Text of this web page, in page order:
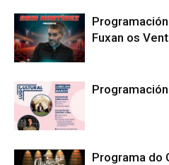
Fuxan os
Programa do